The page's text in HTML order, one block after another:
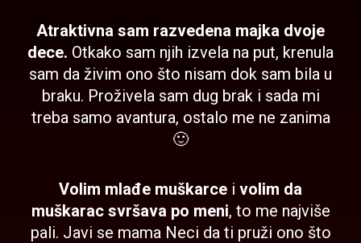
Atraktivna sam razvedena majka dvoje
dece. Otkako sam njih izvela na put, krenula
sam da živim ono što nisam dok sam bila u
braku. Proživela sam dug brak i sada mi
treba samo avantura, ostalo me ne zanima
🙂
Volim mlađe muškarce i volim da
muškarac svršava po meni, to me najviše
pali. Javi se mama Neci da ti pruži ono što